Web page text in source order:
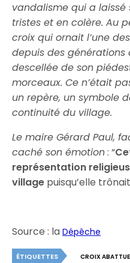
vandalisme qui a
tristes et en colère. Au
croix qui ornait l’une
depuis des générations
descellée de son
morceaux. Ce n’était
un repère, un symbole
continuité du village.
Le maire Gérard Paul,
caché son émotion: “
représentation
village puisqu’elle
Source : laDépêche
ÉTIQUETTES CROIX